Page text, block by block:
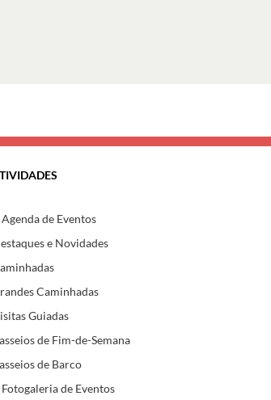
Agenda de Eventos
e Novidades
Caminhadas
Guiadas
de Fim-de-Semana
de Barco
Fotogaleria de Eventos